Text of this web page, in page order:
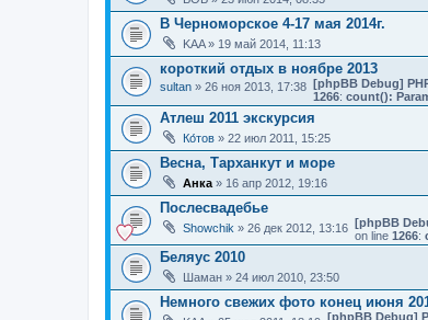
В Черноморское 4-17 мая 2014г.
KAA» 19 май 2014, 11:13
короткий отдых в ноябре 2013
sultan » 26 ноя 2013, 17:38 [phpBB Debug]
1266: count():
Атлеш 2011 экскурсия
Ко́тов » 22 июл 2011, 15:25
Весна, Тарханкут и море
Анка » 16 апр 2012, 19:16
Послесвадебье
Showchik » 26 дек 2012, 13:16 [phpBB
on line 1266:
Беляус 2010
Шаман » 24 июл 2010, 23:50
Немного свежих фото конец июня
[phpBB Debug]